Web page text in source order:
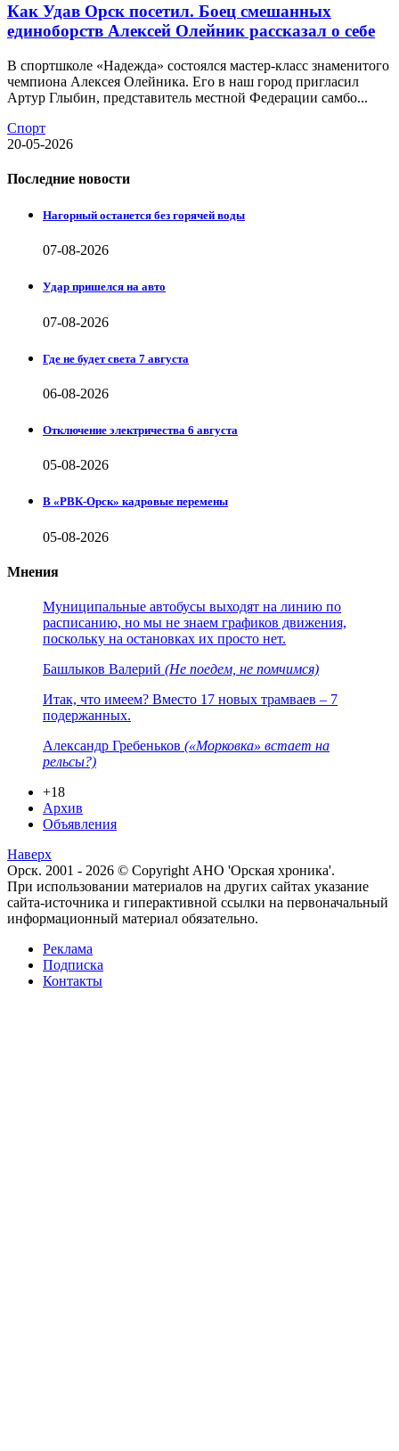
Как Удав Орск посетил. Боец смешанных
единоборств Алексей Олейник рассказал о себе
В спортшколе «Надежда» состоялся мастер-класс знаменитого
чемпиона Алексея Олейника. Его в наш город пригласил
Артур Глыбин, представитель местной Федерации самбо...
Спорт
20-05-2026
Последние новости
Нагорный останется без горячей воды
07-08-2026
Удар пришелся на авто
07-08-2026
Где не будет света 7 августа
06-08-2026
Отключение электричества 6 августа
05-08-2026
В «РВК-Орск» кадровые перемены
05-08-2026
Мнения
Муниципальные автобусы выходят на линию по
расписанию, но мы не знаем графиков движения,
поскольку на остановках их просто нет.
Башлыков Валерий (Не поедем, не помчимся)
Итак, что имеем? Вместо 17 новых трамваев – 7
подержанных.
Александр Гребеньков («Морковка» встает на
рельсы?)
+18
Архив
Объявления
Наверх
Орск. 2001 - 2026 © Copyright АНО 'Орская хроника'.
При использовании материалов на других сайтах указание
сайта-источника и гиперактивной ссылки на первоначальный
информационный материал обязательно.
Реклама
Подписка
Контакты